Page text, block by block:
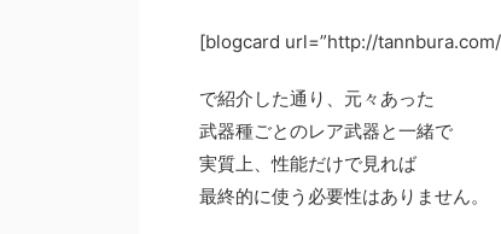
[blogcard url=”http://tannbura.com/
で紹介した通り、元々あった
武器種ごとのレア武器と一緒で
実質上、性能だけで見れば
最終的に使う必要性はありません。